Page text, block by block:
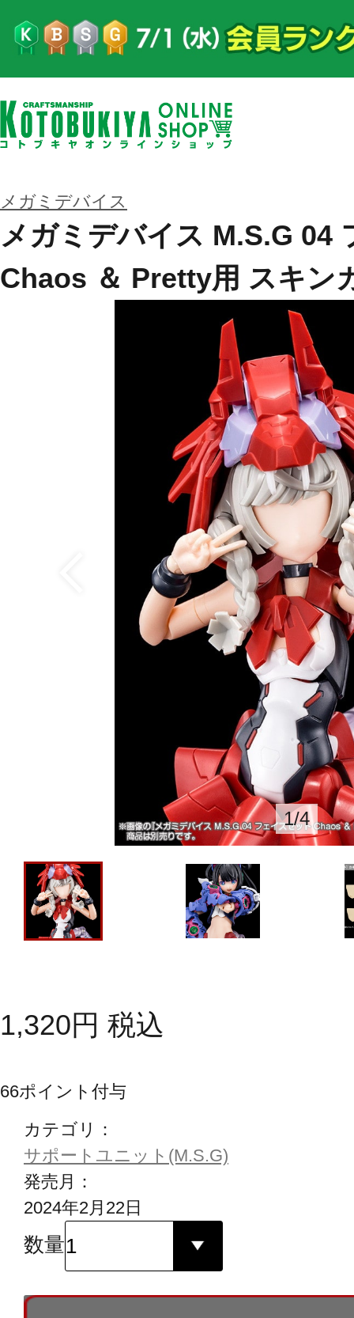
メガミデバイス
メガミデバイス M.S.G 04
Chaos ＆ Pretty用 スキン
1/4
1,320円 税込
66ポイント付与
カテゴリ：
サポートユニット(M.S.G)
発売月：
2024年2月22日
数量